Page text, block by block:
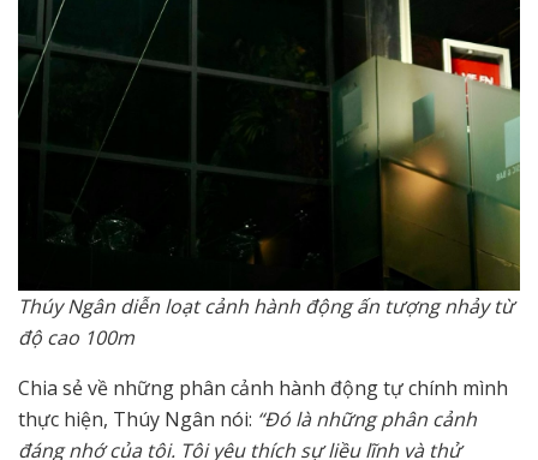
Thúy Ngân diễn loạt cảnh hành động ấn tượng nhảy từ
độ cao 100m
Chia sẻ về những phân cảnh hành động tự chính mình
thực hiện, Thúy Ngân nói: “Đó là những phân cảnh
đáng nhớ của tôi. Tôi yêu thích sự liều lĩnh và thử